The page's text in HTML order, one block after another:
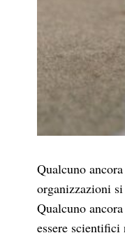
Qualcuno
organizzazioni
Qualcuno
essere scientifici